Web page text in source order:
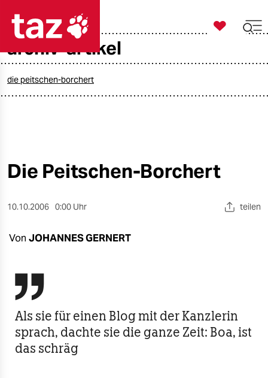
öko
sport
berlin
nord
wahrheit
verlag

taz zahl ich
archiv-artikel
die peitschen-borchert
Die Peitschen-Borchert
10.10.2006 0:00 Uhr teilen
Von JOHANNES GERNERT

Als sie für einen Blog mit der Kanzlerin
sprach, dachte sie die ganze Zeit: Boa, ist
das schräg